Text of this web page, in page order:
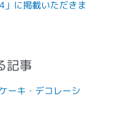
に掲載いただきま
記事
ーキ・デコレーシ